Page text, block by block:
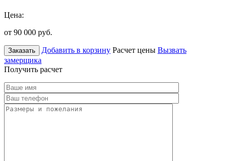
Цена:
от 90 000 руб.
Заказать Добавить в корзину Расчет цены Вызвать
замерщика
Получить расчет